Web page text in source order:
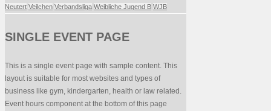
Neutert Veilchen Verbandsliga Weibliche Jugend B WJB
SINGLE EVENT PAGE
This is a single event page with sample content. This
layout is suitable for most websites and types of
business like gym, kindergarten, health or law related.
Event hours component at the bottom of this page